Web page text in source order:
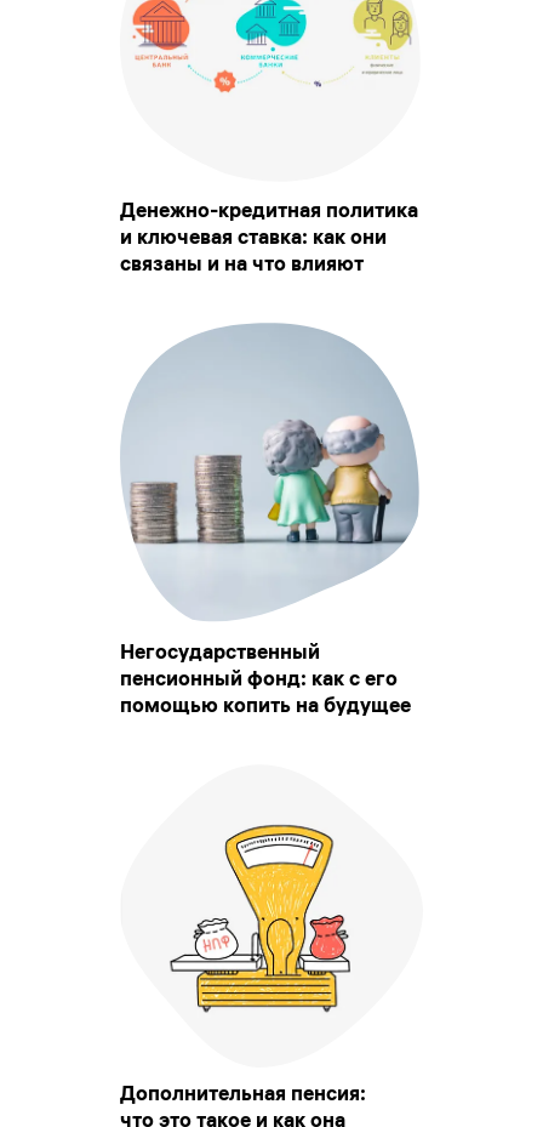
Денежно-кредитная политика
и ключевая ставка: как они
связаны и на что влияют
Негосударственный
пенсионный фонд: как с его
помощью копить на будущее
Дополнительная пенсия:
что это такое и как она